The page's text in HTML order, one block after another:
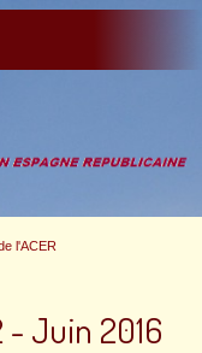
l'ACER
- Juin 2016